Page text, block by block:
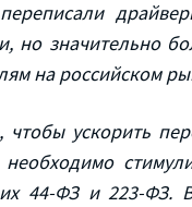
но значительно
на российском
чтобы ускорить
44-ФЗ и 223-ФЗ.